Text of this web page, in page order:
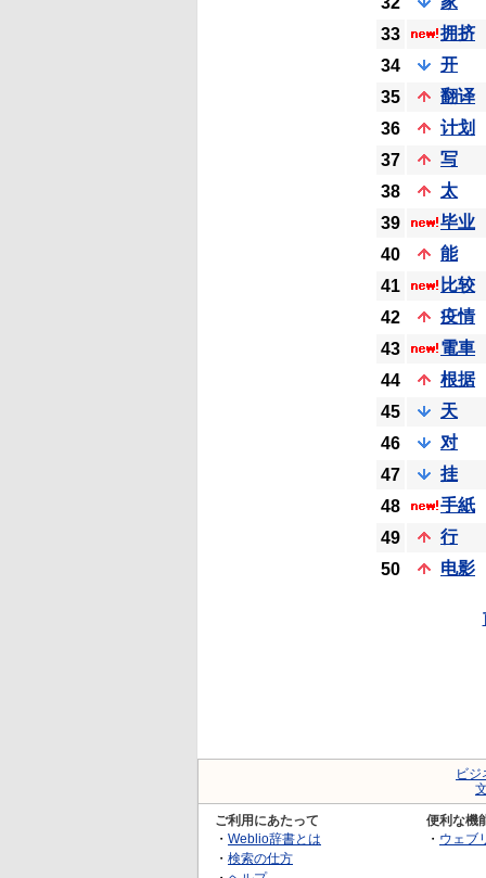
33
拥挤
34
开
35
翻译
36
计划
37
写
38
太
39
毕业
40
能
41
比较
42
疫情
43
電車
44
根据
45
天
46
对
47
挂
48
手紙
49
行
50
电影
ビジ
ご利用にあたって
・ Weblio辞書とは
・ 検索の仕方
便利な機
・ ウェブ